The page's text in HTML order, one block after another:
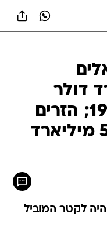
דולר
בחו"ל ב-1998-2005; הזרים
השקיעו בישראל 57 מיליארד
לקטר המוביל